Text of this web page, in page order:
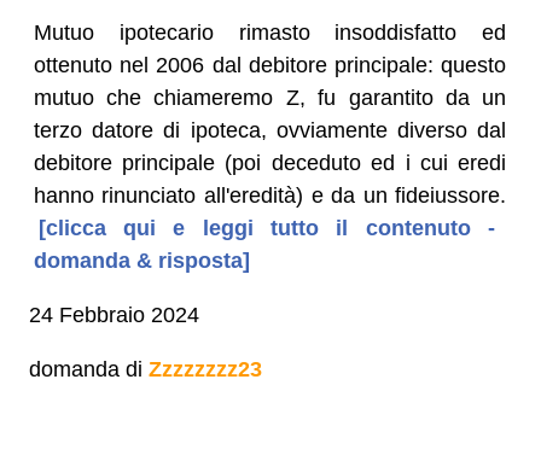
Mutuo ipotecario rimasto insoddisfatto ed
ottenuto nel 2006 dal debitore principale: questo
mutuo che chiameremo Z, fu garantito da un
terzo datore di ipoteca, ovviamente diverso dal
debitore principale (poi deceduto ed i cui eredi
hanno rinunciato all'eredità) e da un fideiussore.
[clicca qui e leggi tutto il contenuto -
domanda & risposta]
24 Febbraio 2024
domanda di Zzzzzzzz23